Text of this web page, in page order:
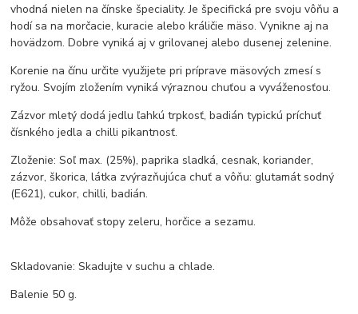
vhodná nielen na čínske špeciality. Je špecifická pre svoju vôňu a
hodí sa na morčacie, kuracie alebo králičie mäso. Vynikne aj na
hovädzom. Dobre vyniká aj v grilovanej alebo dusenej zelenine.
Korenie na čínu určite využijete pri príprave mäsových zmesí s
ryžou. Svojím zložením vyniká výraznou chuťou a vyváženosťou.
Zázvor mletý dodá jedlu ľahkú trpkosť, badián typickú príchuť
čísnkého jedla a chilli pikantnosť.
Zloženie: Soľ max. (25%), paprika sladká, cesnak, koriander,
zázvor, škorica, látka zvýrazňujúca chuť a vôňu: glutamát sodný
(E621), cukor, chilli, badián.
Môže obsahovať stopy zeleru, horčice a sezamu.
Skladovanie: Skadujte v suchu a chlade.
Balenie 50 g.